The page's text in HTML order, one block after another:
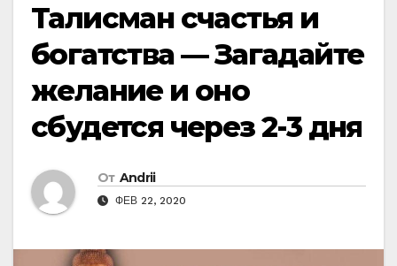
Талисман счастья и
богатства — Загадайте
желание и оно
сбудется через 2-3 дня
От Andrii
ФЕВ 22, 2020